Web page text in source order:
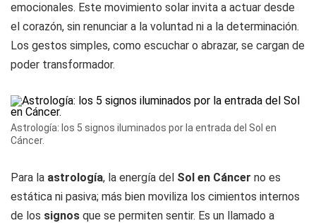
emocionales. Este movimiento solar invita a actuar desde
el corazón, sin renunciar a la voluntad ni a la determinación.
Los gestos simples, como escuchar o abrazar, se cargan de
poder transformador.
Astrología: los 5 signos iluminados por la entrada del Sol en
Cáncer.
Para la astrología, la energía del Sol en Cáncer no es
estática ni pasiva; más bien moviliza los cimientos internos
de los signos que se permiten sentir. Es un llamado a